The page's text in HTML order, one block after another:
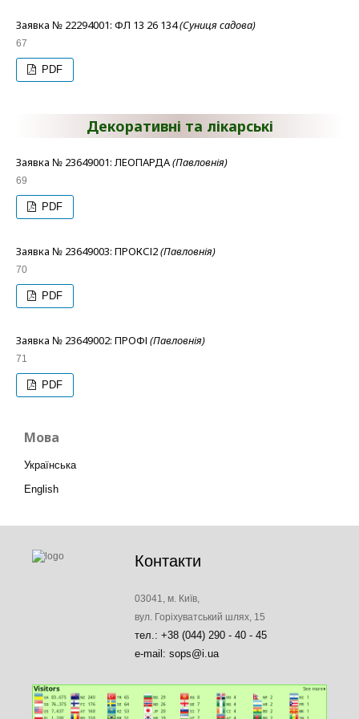
Заявка № 22294001: ФЛ 13 26 134(Суниця садова)
67
PDF
Декоративні та лікарські
Заявка № 23649001: ЛЕОПАРДА(Павловнія)
69
PDF
Заявка № 23649003: ПРОКСІ2(Павловнія)
70
PDF
Заявка № 23649002: ПРОФІ (Павловнія)
71
PDF
Мова
Українська
English
Контакти
03041, м. Київ,
вул. Горіхуватський шлях, 15
тел.: +38 (044) 290 - 40 - 45
e-mail: sops@i.ua